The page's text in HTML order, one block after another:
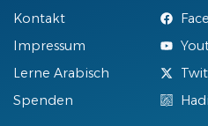
Kontakt
Impressum
Lerne Arabisch
Spenden